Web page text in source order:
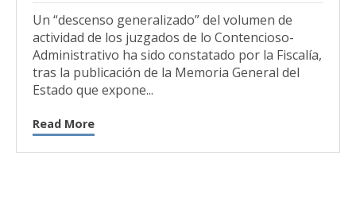
Un “descenso generalizado” del volumen de
actividad de los juzgados de lo Contencioso-
Administrativo ha sido constatado por la Fiscalía,
tras la publicación de la Memoria General del
Estado que expone...
Read More